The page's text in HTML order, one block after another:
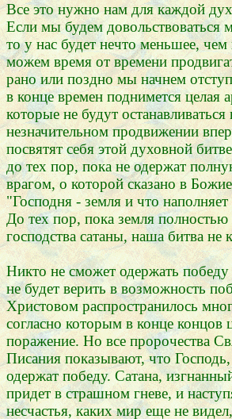
Все это нужно нам для каждой
Если мы будем довольствоваться
то у нас будет нечто меньшее,
можем время от времени
рано или поздно мы начнем
в конце времен поднимется
которые не будут останавливаться
незначительном продвижении
посвятят себя этой духовной
до тех пор, пока не одержат
врагом, о которой сказано в
"Господня - земля и что наполняет
До тех пор, пока земля полностью
господства сатаны, наша битва не
Никто не сможет одержать победу
не будет верить в возможность
Христовом распространилось
согласно которым в конце концов
поражение. Но все пророчества
Писания показывают, что
одержат победу. Сатана,
придет в страшном гневе, и
несчастья, каких мир еще не